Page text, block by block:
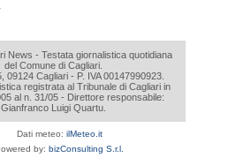
News - Testata giornalistica quotidiana
del Comune di Cagliari.
09124 Cagliari - P. IVA 00147990923.
registrata al Tribunale di Cagliari in
al n. 31/05 - Direttore responsabile:
Gianfranco Luigi Quartu.
Dati meteo: ilMeteo.it
by: bizConsulting S.r.l.